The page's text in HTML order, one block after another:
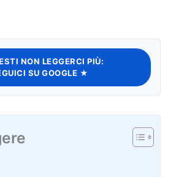
NON LEGGERCI PIÙ:
SU GOOGLE ★